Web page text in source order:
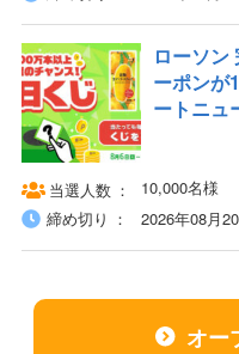
ローソン
ーポンが
ートニュ
当選人数
10,000名様
締め切り
2026年08月
オー